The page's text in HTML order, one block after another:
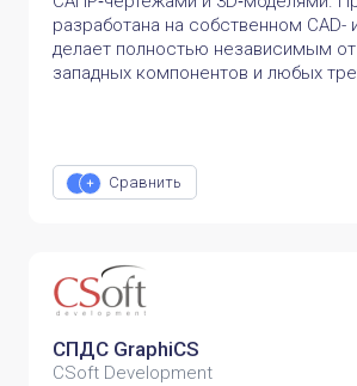
разработана на собственном CAD-
делает полностью независимым
западных компонентов и любых
Сравнить
СПДС GraphiCS
CSoft Development